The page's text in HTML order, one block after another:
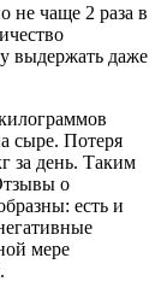
не чаще 2 раза в
выдержать даже
сыре. Потеря
за день. Таким
о
есть и
мере